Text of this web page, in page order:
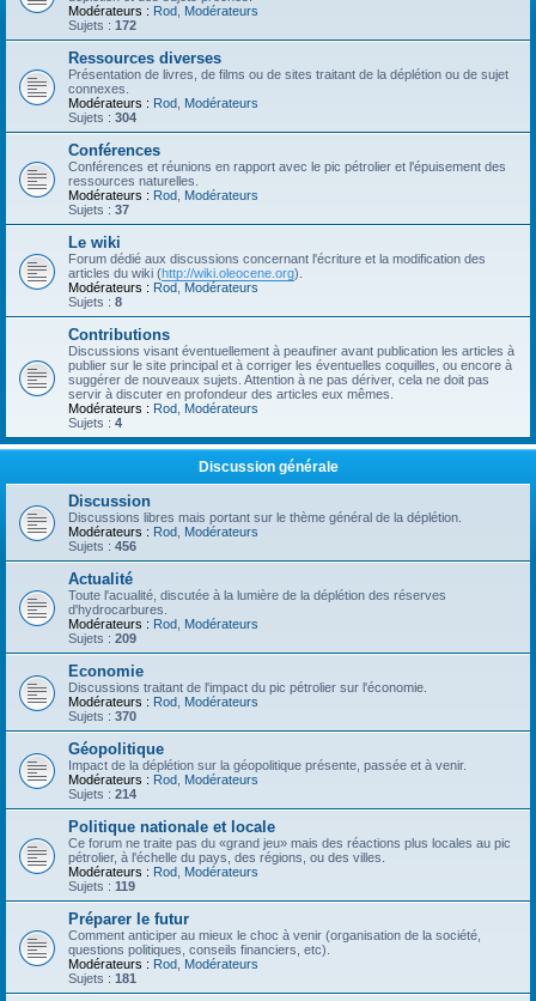
Modérateurs : Rod Modérateurs
Sujets : 172
Ressources diverses
Présentation de livres, de films ou de sites traitant de la déplétion ou de sujet
connexes.
Modérateurs : Rod Modérateurs
Sujets : 304
Conférences
Conférences et réunions en rapport avec le pic pétrolier et l'épuisement des
ressources naturelles.
Modérateurs : Rod Modérateurs
Sujets : 37
Le wiki
Forum dédié aux discussions concernant l'écriture et la modification des
articles du wiki (http://wiki.oleocene.org).
Modérateurs : Rod Modérateurs
Sujets : 8
Contributions
Discussions visant éventuellement à peaufiner avant publication les articles à
publier sur le site principal et à corriger les éventuelles coquilles, ou encore à
suggérer de nouveaux sujets. Attention à ne pas dériver, cela ne doit pas
servir à discuter en profondeur des articles eux mêmes.
Modérateurs : Rod Modérateurs
Sujets : 4
Discussion générale
Discussion
Discussions libres mais portant sur le thème général de la déplétion.
Modérateurs : Rod Modérateurs
Sujets : 456
Actualité
Toute l'acualité, discutée à la lumière de la déplétion des réserves
d'hydrocarbures.
Modérateurs : Rod Modérateurs
Sujets : 209
Economie
Discussions traitant de l'impact du pic pétrolier sur l'économie.
Modérateurs : Rod Modérateurs
Sujets : 370
Géopolitique
Impact de la déplétion sur la géopolitique présente, passée et à venir.
Modérateurs : Rod Modérateurs
Sujets : 214
Politique nationale et locale
Ce forum ne traite pas du «grand jeu» mais des réactions plus locales au pic
pétrolier, à l'échelle du pays, des régions, ou des villes.
Modérateurs : Rod Modérateurs
Sujets : 119
Préparer le futur
Comment anticiper au mieux le choc à venir (organisation de la société,
questions politiques, conseils financiers, etc).
Modérateurs : Rod Modérateurs
Sujets : 181